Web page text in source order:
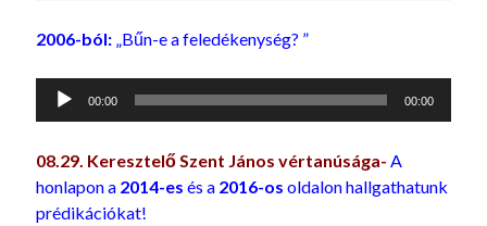
2006-ból: „Bűn-e a feledékenység? ”
Audió
00:00 00:00
08.29. Keresztelő Szent János vértanúsága- A
honlapon a 2014-es és a 2016-os oldalon hallgathatunk
prédikációkat!